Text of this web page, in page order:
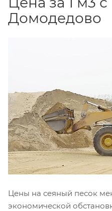
Домодедово
Цены на сеяный песок
экономической